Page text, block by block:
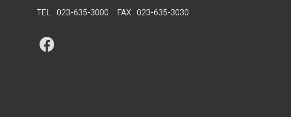
TEL : 023-635-3000 FAX : 023-635-3030